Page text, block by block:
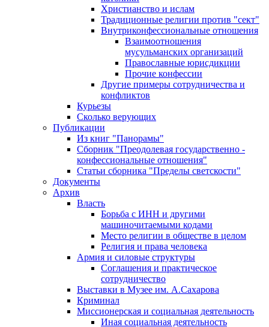
Христианство и ислам
Традиционные религии против "сект"
Внутриконфессиональные отношения
Взаимоотношения
мусульманских организаций
Православные юрисдикции
Прочие конфессии
Другие примеры сотрудничества и
конфликтов
Курьезы
Сколько верующих
Публикации
Из книг "Панорамы"
Сборник "Преодолевая государственно -
конфессиональные отношения"
Статьи сборника "Пределы светскости"
Документы
Архив
Власть
Борьба с ИНН и другими
машиночитаемыми кодами
Место религии в обществе в целом
Религия и права человека
Армия и силовые структуры
Соглашения и практическое
сотрудничество
Выставки в Музее им. А.Сахарова
Криминал
Миссионерская и социальная деятельность
Иная социальная деятельность